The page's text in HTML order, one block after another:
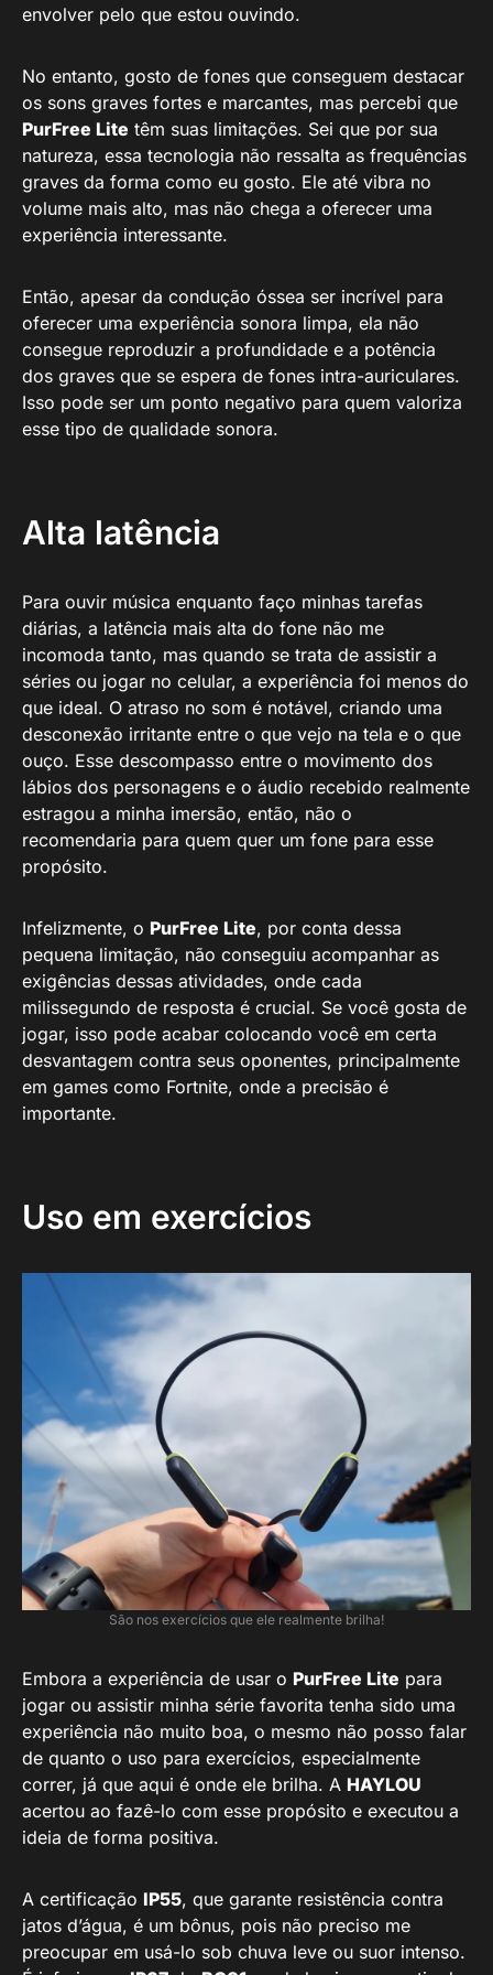
envolver pelo que estou ouvindo.
No entanto, gosto de fones que conseguem destacar
os sons graves fortes e marcantes, mas percebi que
PurFree Lite têm suas limitações. Sei que por sua
natureza, essa tecnologia não ressalta as frequências
graves da forma como eu gosto. Ele até vibra no
volume mais alto, mas não chega a oferecer uma
experiência interessante.
Então, apesar da condução óssea ser incrível para
oferecer uma experiência sonora limpa, ela não
consegue reproduzir a profundidade e a potência
dos graves que se espera de fones intra-auriculares.
Isso pode ser um ponto negativo para quem valoriza
esse tipo de qualidade sonora.
Alta latência
Para ouvir música enquanto faço minhas tarefas
diárias, a latência mais alta do fone não me
incomoda tanto, mas quando se trata de assistir a
séries ou jogar no celular, a experiência foi menos do
que ideal. O atraso no som é notável, criando uma
desconexão irritante entre o que vejo na tela e o que
ouço. Esse descompasso entre o movimento dos
lábios dos personagens e o áudio recebido realmente
estragou a minha imersão, então, não o
recomendaria para quem quer um fone para esse
propósito.
Infelizmente, o PurFree Lite, por conta dessa
pequena limitação, não conseguiu acompanhar as
exigências dessas atividades, onde cada
milissegundo de resposta é crucial. Se você gosta de
jogar, isso pode acabar colocando você em certa
desvantagem contra seus oponentes, principalmente
em games como Fortnite, onde a precisão é
importante.
Uso em exercícios
São nos exercícios que ele realmente brilha!
Embora a experiência de usar o PurFree Lite para
jogar ou assistir minha série favorita tenha sido uma
experiência não muito boa, o mesmo não posso falar
de quanto o uso para exercícios, especialmente
correr, já que aqui é onde ele brilha. A HAYLOU
acertou ao fazê-lo com esse propósito e executou a
ideia de forma positiva.
A certificação IP55, que garante resistência contra
jatos d’água, é um bônus, pois não preciso me
preocupar em usá-lo sob chuva leve ou suor intenso.